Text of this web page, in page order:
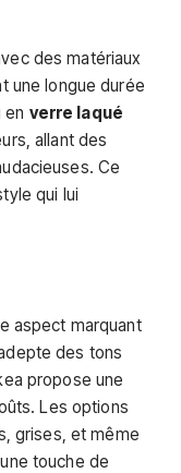
des matériaux
une longue durée
en verre laqué
allant des
Ce
qui lui
aspect marquant
des tons
propose une
Les options
grises, et même
touche de